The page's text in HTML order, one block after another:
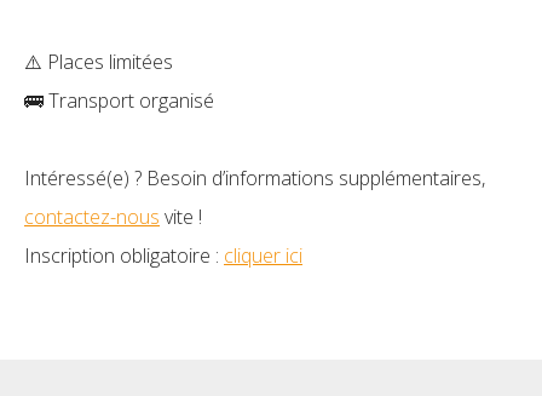
⚠️ Places limitées
🚌 Transport organisé
Intéressé(e) ? Besoin d’informations supplémentaires,
contactez-nous vite !
Inscription obligatoire : cliquer ici